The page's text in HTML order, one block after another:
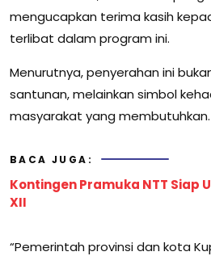
mengucapkan terima kasih
terlibat dalam program ini.
Menurutnya, penyerahan ini
santunan, melainkan simbol
masyarakat yang membutuhkan.
BACA JUGA:
Kontingen Pramuka NTT Siap
XII
“Pemerintah provinsi dan kota